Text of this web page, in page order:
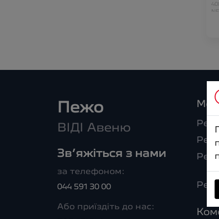
Пежо
ВІДІ Авеню
Зв’яжіться з нами
за телефоном:
044 591 30 00
Або приїздіть до нас: